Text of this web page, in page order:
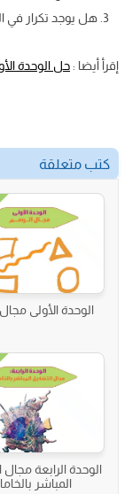
هل يوجد تكرار في
إقرأ أيضا :حل الوحدة
كتب متعلقة
الوحدة الأولى
الوحدة الرابعة
المباشر